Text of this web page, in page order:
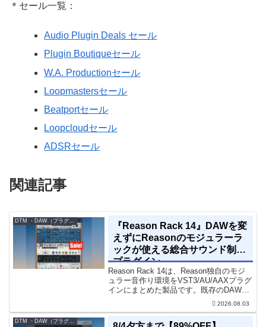
＊セール一覧：
Audio Plugin Deals セール
Plugin Boutiqueセール
W.A. Productionセール
Loopmastersセール
Beatportセール
Loopcloudセール
ADSRセール
関連記事
DTM ・DAW（プラグイン、シンセなど）のセール情報
『Reason Rack 14』DAWを変
えずにReasonのモジュラーラ
ックが使える総合サウンド制作
プラグイン
Reason Rack 14は、Reason独自のモジ
ュラー音作り環境をVST3/AU/AAXプラグ
インにまとめた製品です。既存のDAWを
乗り換えることなく、68種類のシンセや
2026.08.03